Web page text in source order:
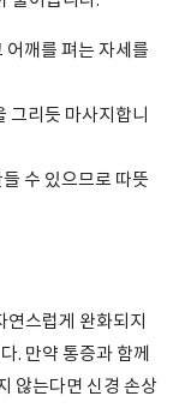
어깨를 펴는 자세를
그리듯 마사지합니
수 있으므로 따뜻
스럽게 완화되지
. 만약 통증과 함께
않는다면 신경 손상